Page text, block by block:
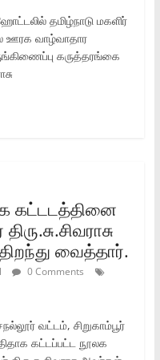
தமிழ்நாடு மகளிர்‌
ஊரக வாழ்வாதார
கருத்தரங்கை
கட்டடத்தினை
வைத்தார்‌.
0 Comments
வட்டம்‌, சிறுகாம்பூர்‌
கட்டப்பட்ட நூலக